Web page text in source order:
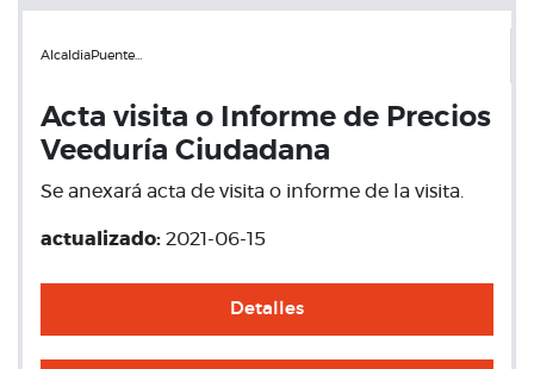
AlcaldiaPuente…
Acta visita o Informe de Precios
Veeduría Ciudadana
Se anexará acta de visita o informe de la visita.
actualizado: 2021-06-15
Detalles